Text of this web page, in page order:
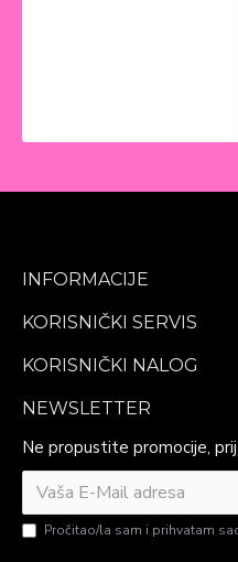
INFORMACIJE
KORISNIČKI SERVIS
KORISNIČKI NALOG
NEWSLETTER
Ne propustite promocije,
Pročitao/la sam i prihvatam